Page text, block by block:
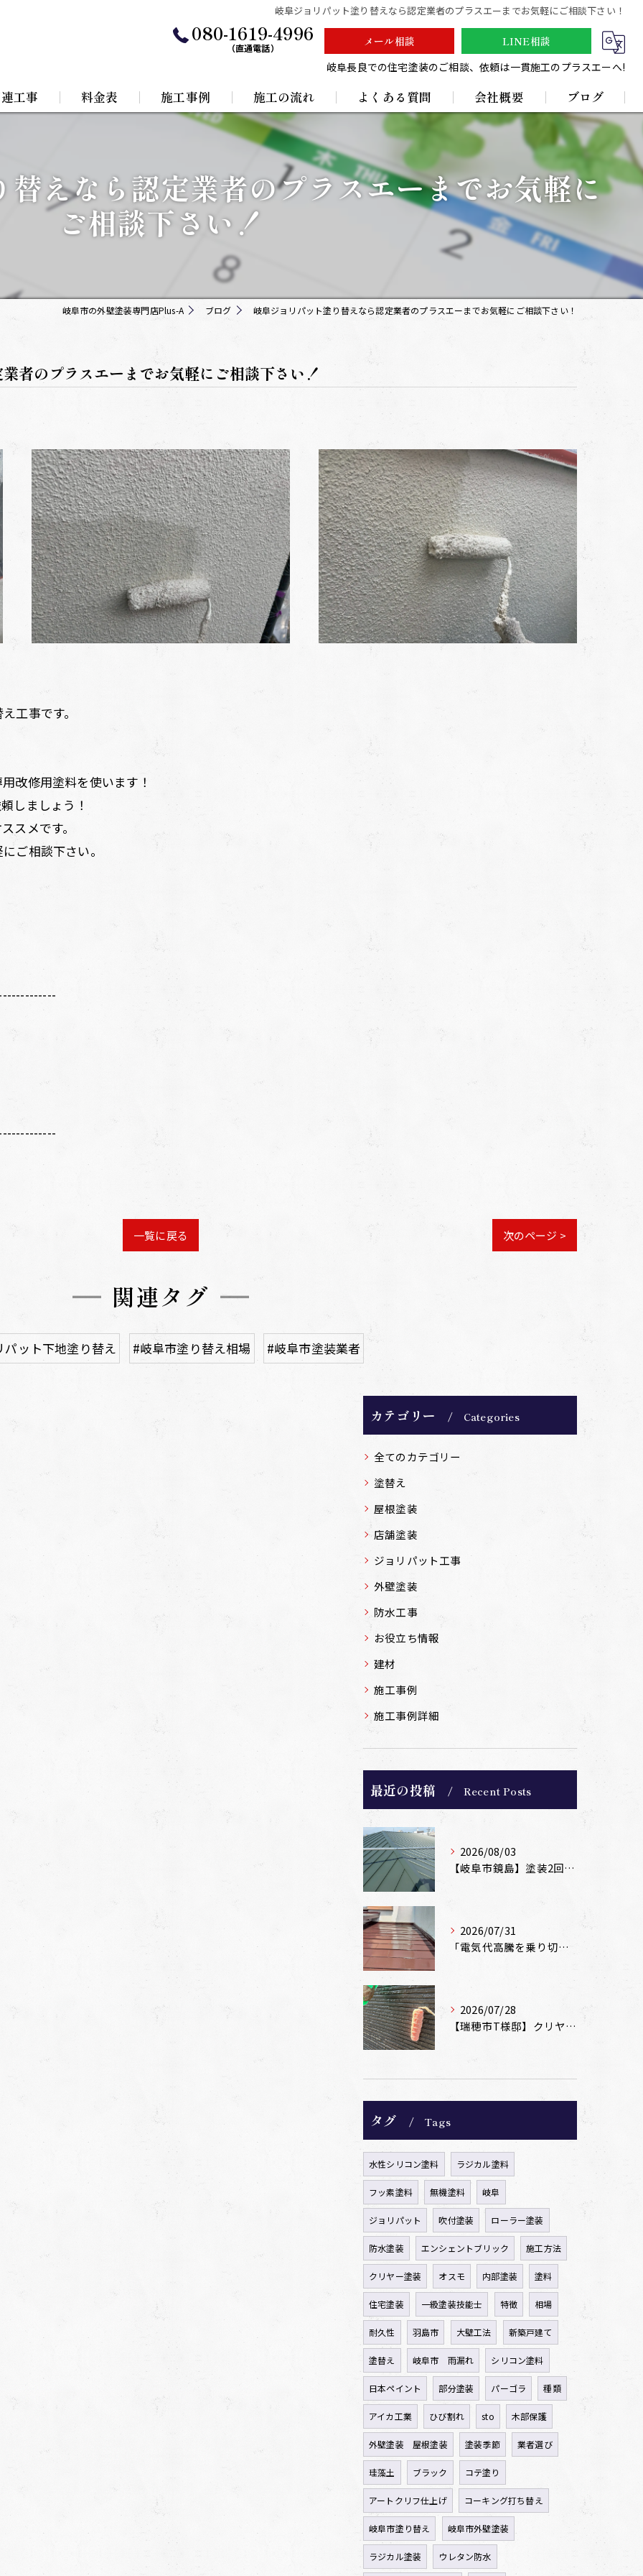
岐阜ジョリパット塗り替えなら認定業者のプラスエーまでお気軽にご相談下さい！
080-1619-4996
（直通電話） メール相談
LINE相談
岐阜長良での住宅塗装のご相談、依頼は一貫施工のプラスエーへ!
工事
リフォーム
料金表 施工事例 施工の流れ よくある質問 会社概要
採用情報
ブログ
えなら認定業者のプラスエーまでお気軽に
ご相談下さい！
岐阜市の外壁塗装専門店Plus-A ブログ 岐阜ジョリパット塗り替えなら認定業者のプラスエーまでお気軽にご相談下さい！
者のプラスエーまでお気軽にご相談下さい！
工事です。
改修用塗料を使います！
しましょう！
スメです。
ご相談下さい。
一覧に戻る 次のページ >
関連タグ
パット下地塗り替え #岐阜市塗り替え相場 #岐阜市塗装業者
カテゴリー Categories
全てのカテゴリー
塗替え
屋根塗装
店舗塗装
ジョリパット工事
外壁塗装
防水工事
お役立ち情報
建材
施工事例
施工事例詳細
最近の投稿 Recent Posts
2026/08/03
【岐阜市鏡島】塗装2回のカラーベスト屋根をカバー工法でガルバリウム鋼板に改修！
2026/07/31
「電気代高騰を乗り切る！外壁・屋根の遮熱塗装でできる省エネ対策」
2026/07/28
【瑞穂市T様邸】クリヤー塗装とコーキング「後打ち」で新築時の美しさを再現
タグ Tags
水性シリコン塗料 ラジカル塗料
フッ素塗料 無機塗料 岐阜
ジョリパット 吹付塗装 ローラー塗装
防水塗装 エンシェントブリック 施工方法
クリヤー塗装 オスモ 内部塗装 塗料
住宅塗装 一級塗装技能士 特徴 相場
耐久性 羽島市 大壁工法 新築戸建て
塗替え 岐阜市 雨漏れ シリコン塗料
日本ペイント 部分塗装 パーゴラ 種類
アイカ工業 ひび割れ sto 木部保護
外壁塗装 屋根塗装 塗装季節 業者選び
珪藻土 ブラック コテ塗り
アートクリフ仕上げ コーキング打ち替え
岐阜市塗り替え 岐阜市外壁塗装
ラジカル塗装 ウレタン防水